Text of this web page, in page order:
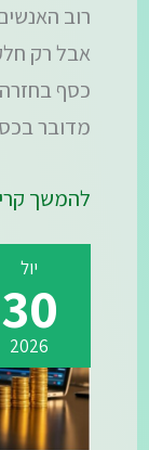
רוב
אבל רק
כסף בחזרה
מדובר
להמשך
יול
30
2026